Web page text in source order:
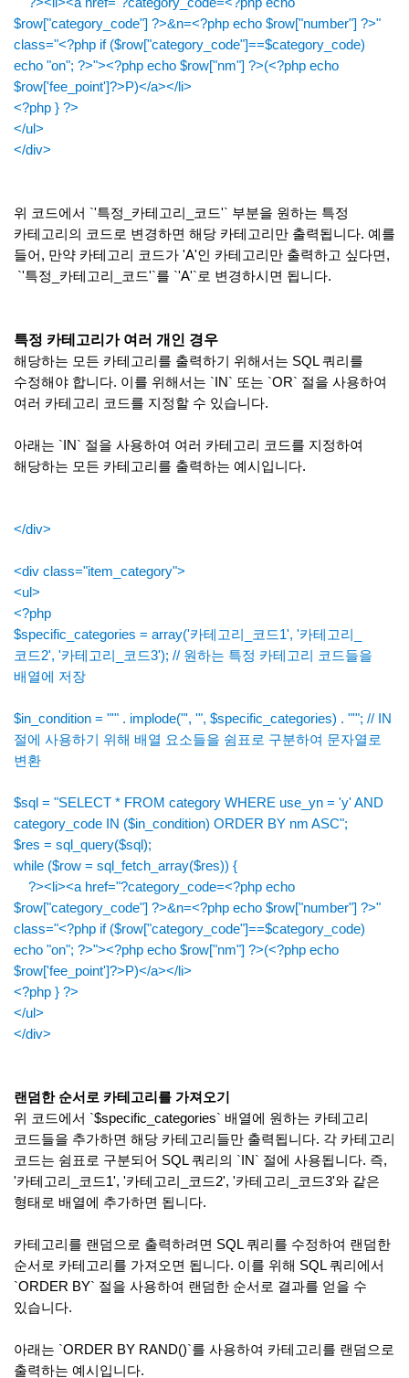
$row["category_code"] ?>&n=<?php echo $row["number"] ?>"
class="<?php if ($row["category_code"]==$category_code)
echo "on"; ?>"><?php echo $row["nm"] ?>(<?php echo
$row['fee_point']?>P)</a></li>
<?php } ?>
</ul>
</div>
위 코드에서 `'특정_카테고리_코드'` 부분을 원하는 특정
카테고리의 코드로 변경하면 해당 카테고리만 출력됩니다. 예를
들어, 만약 카테고리 코드가 'A'인 카테고리만 출력하고 싶다면,
`'특정_카테고리_코드'`를 `'A'`로 변경하시면 됩니다.
특정 카테고리가 여러 개인 경우
해당하는 모든 카테고리를 출력하기 위해서는 SQL 쿼리를
수정해야 합니다. 이를 위해서는 `IN` 또는 `OR` 절을 사용하여
여러 카테고리 코드를 지정할 수 있습니다.
아래는 `IN` 절을 사용하여 여러 카테고리 코드를 지정하여
해당하는 모든 카테고리를 출력하는 예시입니다.
</div>
<div class="item_category">
<ul>
<?php
$specific_categories = array('카테고리_코드1', '카테고리_
코드2', '카테고리_코드3'); // 원하는 특정 카테고리 코드들을
배열에 저장
$in_condition = "'" . implode("', '", $specific_categories) . "'"; // IN
절에 사용하기 위해 배열 요소들을 쉼표로 구분하여 문자열로
변환
$sql = "SELECT * FROM category WHERE use_yn = 'y' AND
category_code IN ($in_condition) ORDER BY nm ASC";
$res = sql_query($sql);
while ($row = sql_fetch_array($res)) {
?><li><a href="?category_code=<?php echo
$row["category_code"] ?>&n=<?php echo $row["number"] ?>"
class="<?php if ($row["category_code"]==$category_code)
echo "on"; ?>"><?php echo $row["nm"] ?>(<?php echo
$row['fee_point']?>P)</a></li>
<?php } ?>
</ul>
</div>
랜덤한 순서로 카테고리를 가져오기
위 코드에서 `$specific_categories` 배열에 원하는 카테고리
코드들을 추가하면 해당 카테고리들만 출력됩니다. 각 카테고리
코드는 쉼표로 구분되어 SQL 쿼리의 `IN` 절에 사용됩니다. 즉,
'카테고리_코드1', '카테고리_코드2', '카테고리_코드3'와 같은
형태로 배열에 추가하면 됩니다.
카테고리를 랜덤으로 출력하려면 SQL 쿼리를 수정하여 랜덤한
순서로 카테고리를 가져오면 됩니다. 이를 위해 SQL 쿼리에서
`ORDER BY` 절을 사용하여 랜덤한 순서로 결과를 얻을 수
있습니다.
아래는 `ORDER BY RAND()`를 사용하여 카테고리를 랜덤으로
출력하는 예시입니다.